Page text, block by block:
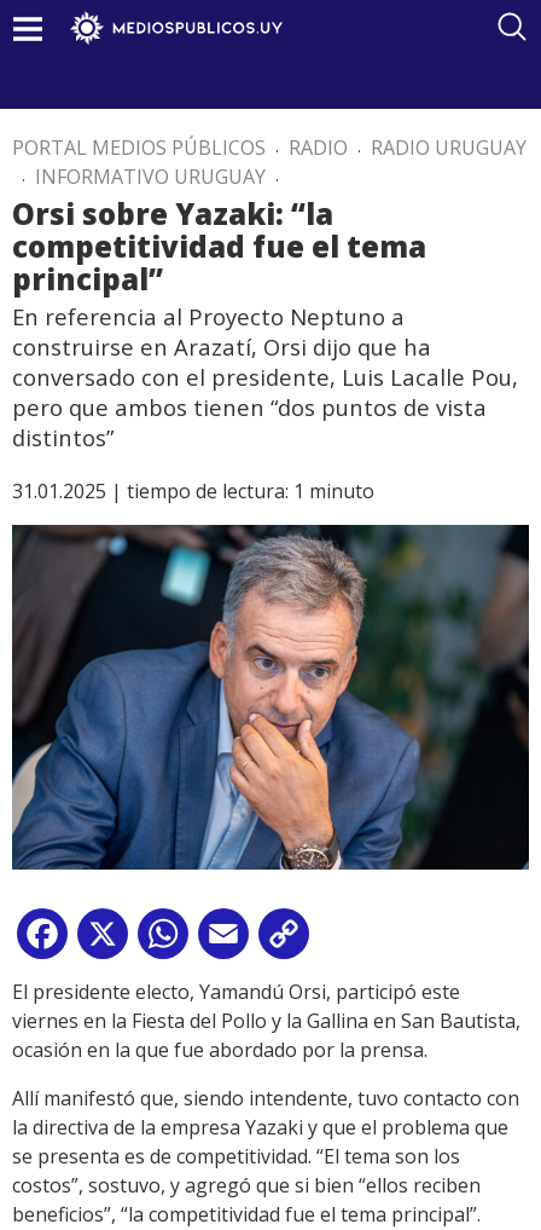
PORTAL MEDIOS PÚBLICOS . RADIO . RADIO URUGUAY
. INFORMATIVO URUGUAY .
Orsi sobre Yazaki: “la
competitividad fue el tema
principal”
En referencia al Proyecto Neptuno a
construirse en Arazatí, Orsi dijo que ha
conversado con el presidente, Luis Lacalle Pou,
pero que ambos tienen “dos puntos de vista
distintos”
31.01.2025 | tiempo de lectura: 1 minuto
Facebook
X WhatsApp
Email
Link
El presidente electo, Yamandú Orsi, participó este
viernes en la Fiesta del Pollo y la Gallina en San Bautista,
ocasión en la que fue abordado por la prensa.
Allí manifestó que, siendo intendente, tuvo contacto con
la directiva de la empresa Yazaki y que el problema que
se presenta es de competitividad. “El tema son los
costos”, sostuvo, y agregó que si bien “ellos reciben
beneficios”, “la competitividad fue el tema principal”.